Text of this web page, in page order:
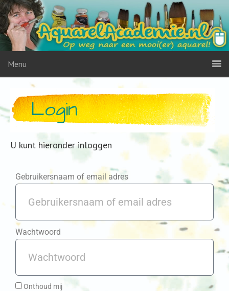
Menu
Login
U kunt hieronder inloggen
Gebruikersnaam of email adres
Wachtwoord
Onthoud mij